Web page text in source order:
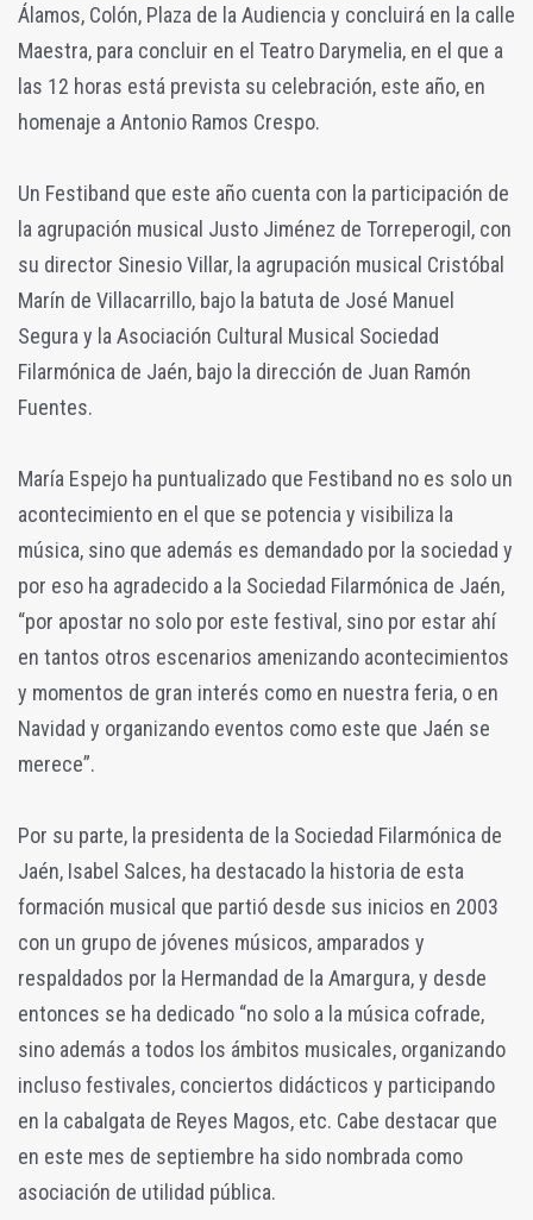
Álamos, Colón, Plaza de la Audiencia y concluirá en la calle
Maestra, para concluir en el Teatro Darymelia, en el que a
las 12 horas está prevista su celebración, este año, en
homenaje a Antonio Ramos Crespo.
Un Festiband que este año cuenta con la participación de
la agrupación musical Justo Jiménez de Torreperogil, con
su director Sinesio Villar, la agrupación musical Cristóbal
Marín de Villacarrillo, bajo la batuta de José Manuel
Segura y la Asociación Cultural Musical Sociedad
Filarmónica de Jaén, bajo la dirección de Juan Ramón
Fuentes.
María Espejo ha puntualizado que Festiband no es solo un
acontecimiento en el que se potencia y visibiliza la
música, sino que además es demandado por la sociedad y
por eso ha agradecido a la Sociedad Filarmónica de Jaén,
“por apostar no solo por este festival, sino por estar ahí
en tantos otros escenarios amenizando acontecimientos
y momentos de gran interés como en nuestra feria, o en
Navidad y organizando eventos como este que Jaén se
merece”.
Por su parte, la presidenta de la Sociedad Filarmónica de
Jaén, Isabel Salces, ha destacado la historia de esta
formación musical que partió desde sus inicios en 2003
con un grupo de jóvenes músicos, amparados y
respaldados por la Hermandad de la Amargura, y desde
entonces se ha dedicado “no solo a la música cofrade,
sino además a todos los ámbitos musicales, organizando
incluso festivales, conciertos didácticos y participando
en la cabalgata de Reyes Magos, etc. Cabe destacar que
en este mes de septiembre ha sido nombrada como
asociación de utilidad pública.